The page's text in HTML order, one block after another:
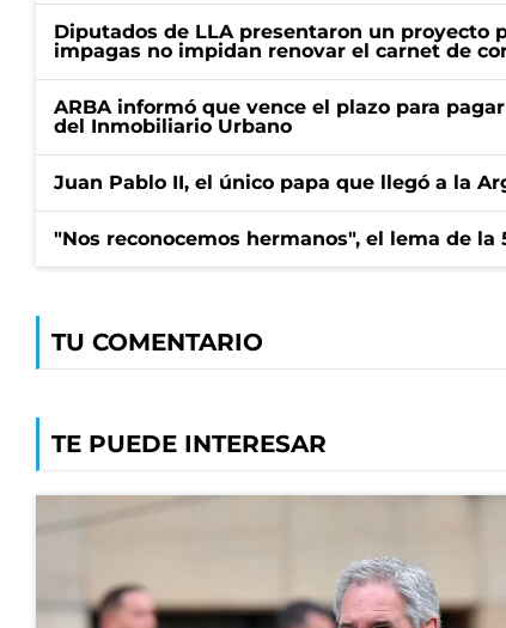
Diputados de LLA presentaron un proyecto
impagas no impidan renovar el carnet de
ARBA informó que vence el plazo para
del Inmobiliario Urbano
Juan Pablo II, el único papa que llegó a la
"Nos reconocemos hermanos", el lema de la
TU COMENTARIO
TE PUEDE INTERESAR